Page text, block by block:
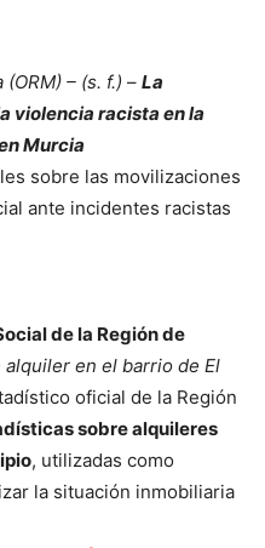
– (s. f.) – La
violencia racista en la
Murcia
sobre las movilizaciones
ante incidentes racistas
de la Región de
alquiler en el barrio de El
oficial de la Región
sobre alquileres
, utilizadas como
la situación inmobiliaria